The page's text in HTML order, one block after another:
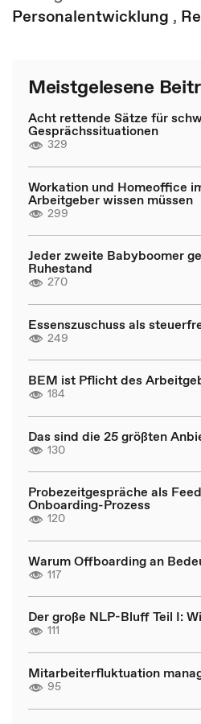
Personalentwicklung ,
Meistgelesene
Acht rettende Sätze für
Gesprächssituationen
329
Workation und Homeoffice
Arbeitgeber wissen müssen
299
Jeder zweite Babyboomer
Ruhestand
270
Essenszuschuss als
249
BEM ist Pflicht des
184
Das sind die 25 größten
130
Probezeitgespräche als
Onboarding-Prozess
120
Warum Offboarding an
117
Der große NLP-Bluff Teil I:
111
Mitarbeiterfluktuation
95